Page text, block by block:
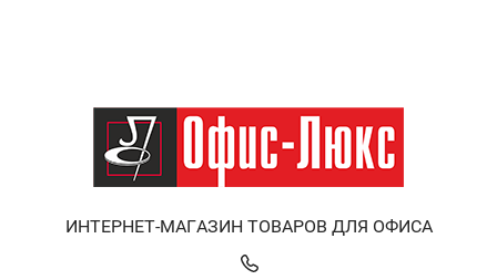
ИНТЕРНЕТ-МАГАЗИН ТОВАРОВ ДЛЯ ОФИСА